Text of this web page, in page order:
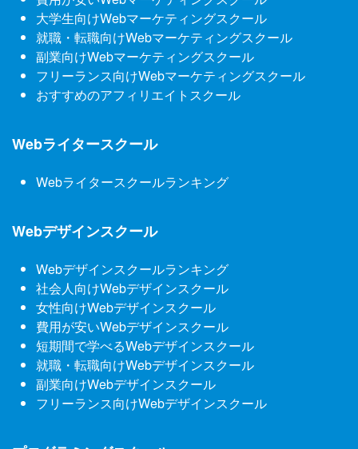
大学生向けWebマーケティングスクール
就職・転職向けWebマーケティングスクール
副業向けWebマーケティングスクール
フリーランス向けWebマーケティングスクール
おすすめのアフィリエイトスクール
Webライタースクール
Webライタースクールランキング
Webデザインスクール
Webデザインスクールランキング
社会人向けWebデザインスクール
女性向けWebデザインスクール
費用が安いWebデザインスクール
短期間で学べるWebデザインスクール
就職・転職向けWebデザインスクール
副業向けWebデザインスクール
フリーランス向けWebデザインスクール